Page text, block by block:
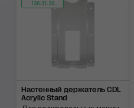
130:31:30
Настенный держатель CDL
Acrylic Stand